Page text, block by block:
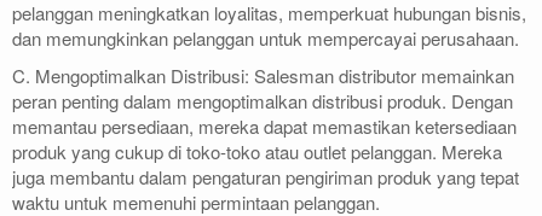
pelanggan meningkatkan loyalitas, memperkuat hubungan bisnis,
dan memungkinkan pelanggan untuk mempercayai perusahaan.
C. Mengoptimalkan Distribusi: Salesman distributor memainkan
peran penting dalam mengoptimalkan distribusi produk. Dengan
memantau persediaan, mereka dapat memastikan ketersediaan
produk yang cukup di toko-toko atau outlet pelanggan. Mereka
juga membantu dalam pengaturan pengiriman produk yang tepat
waktu untuk memenuhi permintaan pelanggan.